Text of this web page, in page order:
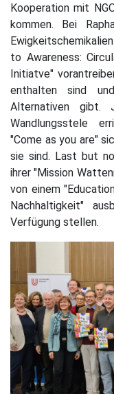
Kooperation mit
kommen. Bei
to Awareness:
Initiatve"
enthalten sind
Alternativen gibt.
Wandlungsstele
"Come as you are"
sie sind. Last but
ihrer "Mission
von einem
Nachhaltigkeit"
Verfügung stellen.